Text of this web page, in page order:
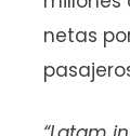
netas